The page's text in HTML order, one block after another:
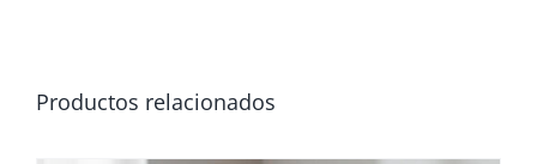
Productos relacionados